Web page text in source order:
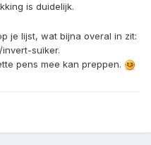
is duidelijk.
je lijst, wat bijna overal in zit:
suiker.
pens mee kan preppen.